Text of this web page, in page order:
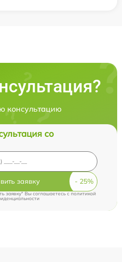
консультацию
со
заявку
заявку" Вы соглашаетесь cполитикой